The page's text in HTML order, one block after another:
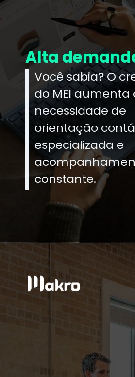
Alta
Você sabia? O
do MEI aumenta
necessidade de
orientação
especializada e
constante.